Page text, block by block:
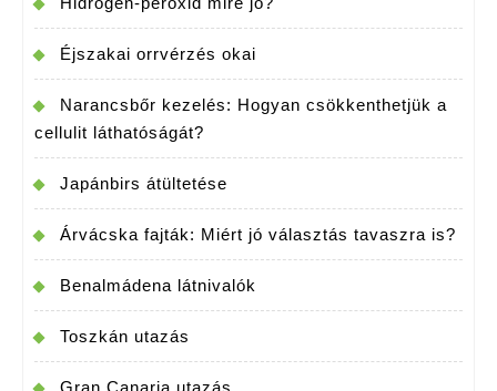
Éjszakai orrvérzés okai
Narancsbőr kezelés: Hogyan csökkenthetjük a
cellulit láthatóságát?
Japánbirs átültetése
Árvácska fajták: Miért jó választás tavaszra is?
Benalmádena látnivalók
Toszkán utazás
Gran Canaria utazás